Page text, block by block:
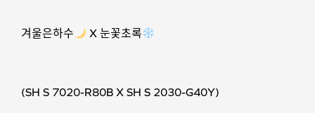
겨울은하수 X 눈꽃초록
(SH S 7020-R80B X SH S 2030-G40Y)